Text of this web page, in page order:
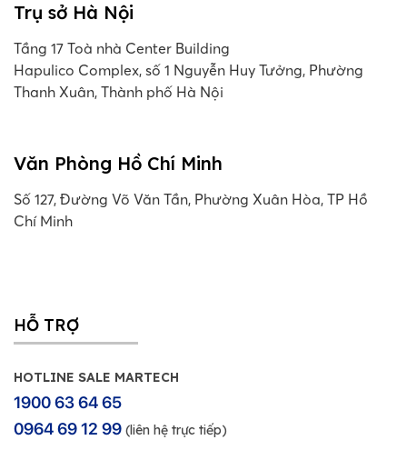
Trụ sở Hà Nội
Tầng 17 Toà nhà Center Building
Hapulico Complex, số 1 Nguyễn Huy Tưởng, Phường
Thanh Xuân, Thành phố Hà Nội
Văn Phòng Hồ Chí Minh
Số 127, Đường Võ Văn Tần, Phường Xuân Hòa, TP Hồ
Chí Minh
HỖ TRỢ
HOTLINE SALE MARTECH
1900 63 64 65
0964 69 12 99 (liên hệ trực tiếp)